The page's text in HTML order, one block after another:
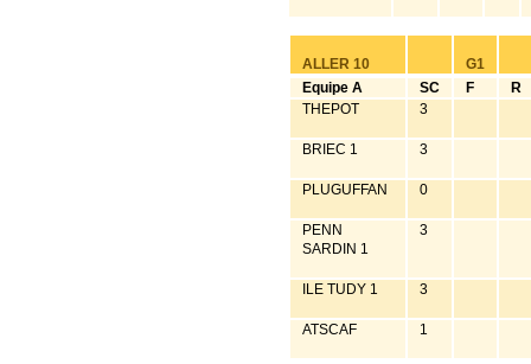
ALLER 10
G1
Equipe A
SC F
R
THEPOT
3
BRIEC 1 3
PLUGUFFAN 0
PENN
SARDIN 1
3
ILE TUDY 1 3
ATSCAF 1